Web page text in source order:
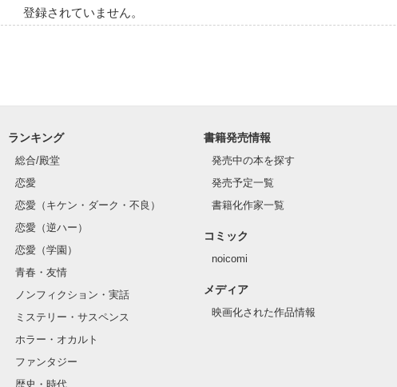
登録されていません。
ランキング
総合/殿堂
恋愛
恋愛（キケン・ダーク・不良）
恋愛（逆ハー）
恋愛（学園）
青春・友情
ノンフィクション・実話
ミステリー・サスペンス
ホラー・オカルト
ファンタジー
歴史・時代
書籍発売情報
発売中の本を探す
発売予定一覧
書籍化作家一覧
コミック
noicomi
メディア
映画化された作品情報